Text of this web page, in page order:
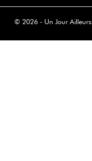
© 2026 - Un Jour Ailleurs